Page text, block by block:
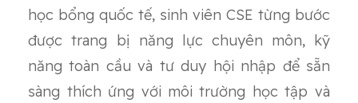
học bổng quốc tế, sinh viên CSE từng bước
được trang bị năng lực chuyên môn, kỹ
năng toàn cầu và tư duy hội nhập để sẵn
sàng thích ứng với môi trường học tập và